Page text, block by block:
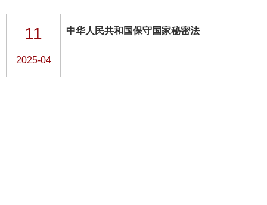
11
2025-04
中华人民共和国保守国家秘密法